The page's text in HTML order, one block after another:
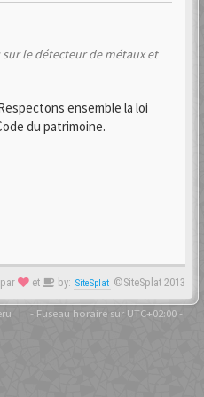
le détecteur de métaux et
ensemble la loi
du patrimoine.
et by: SiteSplat ©SiteSplat 2013
- Fuseau horaire sur UTC+02:00-